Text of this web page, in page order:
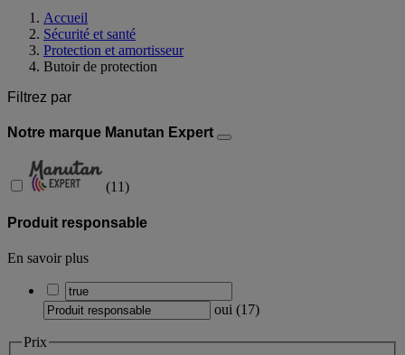
Accueil
Sécurité et santé
Protection et amortisseur
Butoir de protection
Filtrez par
Notre marque Manutan Expert
(11)
Produit responsable
En savoir plus
oui (17)
Prix